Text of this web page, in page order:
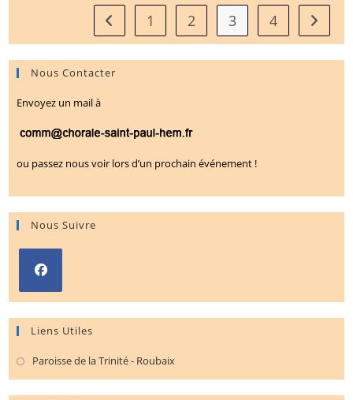
Go to the previous page
1 2 3 4 Aller à
Nous Contacter
Envoyez un mail à
ou passez nous voir lors d’un prochain événement !
Nous Suivre
S’ouvre
dans
un
nouvel
onglet
Liens Utiles
Paroisse de la Trinité - RoubaixS’ouvre
dans